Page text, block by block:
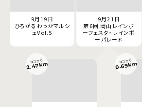
9月19日
ひろがるわっかマルシ
ェVol.5
9月21日
第6回 岡山レインボ
ーフェスタ・レインボ
ーパレード
ココから
2.47km ココから
0.69km